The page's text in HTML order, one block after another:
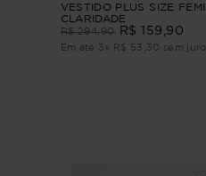
VESTIDO PLUS SIZE
CLARIDADE
R$ 294,90 R$ 159 90
Em até 3x R$ 53 30 sem